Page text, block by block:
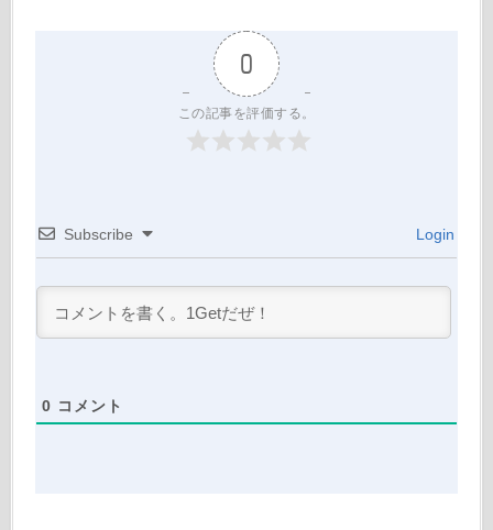
0
この記事を評価する。
Subscribe Login
0 コメント